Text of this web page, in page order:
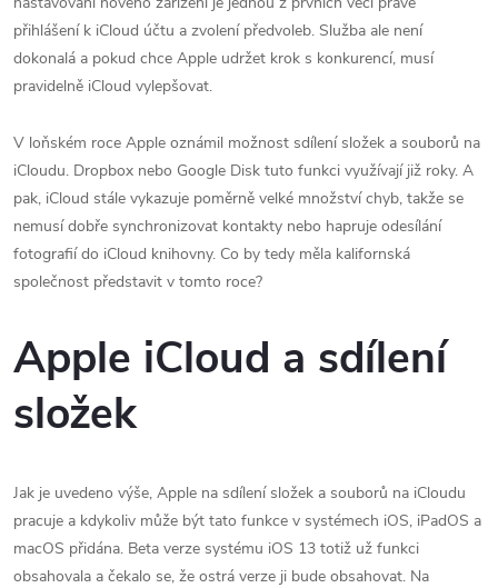
přihlášení k iCloud účtu a zvolení předvoleb. Služba ale není
dokonalá a pokud chce Apple udržet krok s konkurencí, musí
pravidelně iCloud vylepšovat.
V loňském roce Apple oznámil možnost sdílení složek a souborů na
iCloudu. Dropbox nebo Google Disk tuto funkci využívají již roky. A
pak, iCloud stále vykazuje poměrně velké množství chyb, takže se
nemusí dobře synchronizovat kontakty nebo hapruje odesílání
fotografií do iCloud knihovny. Co by tedy měla kalifornská
společnost představit v tomto roce?
Apple iCloud a sdílení
složek
Jak je uvedeno výše, Apple na sdílení složek a souborů na iCloudu
pracuje a kdykoliv může být tato funkce v systémech iOS, iPadOS a
macOS přidána. Beta verze systému iOS 13 totiž už funkci
obsahovala a čekalo se, že ostrá verze ji bude obsahovat. Na